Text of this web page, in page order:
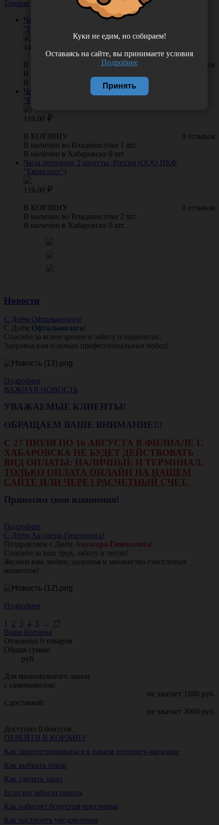
Товары из этой категории Посмотреть все
Часы песочные 10 минут, Россия (ООО ПКФ
"Еврогласс")
146.00
0 отзывов
В КОРЗИНУ
В наличии во Владивостоке 5 шт.
В наличии в Хабаровске 0 шт.
Часы песочные 3 минуты, Россия (ООО ПКФ
"Еврогласс")
116.00
0 отзывов
В КОРЗИНУ
В наличии во Владивостоке 1 шт.
В наличии в Хабаровске 0 шт.
Часы песочные 2 минуты, Россия (ООО ПКФ
"Еврогласс")
116.00
0 отзывов
В КОРЗИНУ
В наличии во Владивостоке 2 шт.
В наличии в Хабаровске 0 шт.
Новости
С Днём Офтальмолога!
С Днём Офтальмолога!
Спасибо за ясное зрение и заботу о пациентах.
Здоровья вам и новых профессиональных побед!
Подробнее
ВАЖНАЯ НОВОСТЬ
УВАЖАЕМЫЕ КЛИЕНТЫ!
ОБРАЩАЕМ ВАШЕ ВНИМАНИЕ!!!
С 27 ИЮЛЯ ПО 16 АВГУСТА В ФИЛИАЛЕ Г.
ХАБАРОВСКА НЕ БУДЕТ ДЕЙСТВОВАТЬ
ВИД ОПЛАТЫ: НАЛИЧНЫЕ И ТЕРМИНАЛ.
ТОЛЬКО ОПЛАТА ОНЛАЙН НА НАШЕМ
САЙТЕ ИЛИ ЧЕРЕЗ РАСЧЕТНЫЙ СЧЕТ.
Приносим свои извинения!
Подробнее
С Днём Акушера-Гинеколога!
Поздравляем с Днём Акушера-Гинеколога!
Спасибо за ваш труд, заботу и тепло!
Желаем вам любви, здоровья и множество счастливых
моментов!
Подробнее
1 2 3 4 5 ... 77
Ваша Корзина
Отложено 0 товаров
Общая сумма:
руб.
Для минимального заказа
с самовывозом:
не хватает 1000 руб.
с доставкой:
не хватает 3000 руб.
Доступно 0 бонусов.
ПЕРЕЙТИ В КОРЗИНУ
Как зарегистрироваться в нашем интернет-магазине
Как выбрать товар
Как сделать заказ
Если вы забыли пароль
Как работает бонусная программа
Как настроить уведомления
Куки не едим, но собираем!
Оставаясь на сайте, вы принимаете условия
Подробнее
Принять